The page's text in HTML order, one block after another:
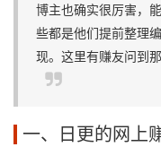
博主也确实很厉害，
些都是他们提前整理
现。这里有赚友问到
一、日更的网上